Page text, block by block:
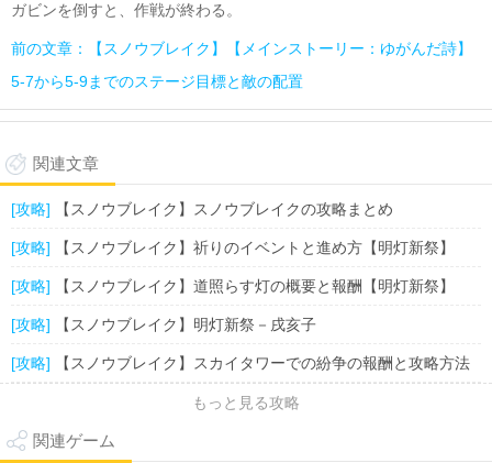
ガビンを倒すと、作戦が終わる。
前の文章：【スノウブレイク】【メインストーリー：ゆがんだ詩】
5-7から5-9までのステージ目標と敵の配置
関連文章
[攻略] 【スノウブレイク】スノウブレイクの攻略まとめ
[攻略] 【スノウブレイク】祈りのイベントと進め方【明灯新祭】
[攻略] 【スノウブレイク】道照らす灯の概要と報酬【明灯新祭】
[攻略] 【スノウブレイク】明灯新祭－戌亥子
[攻略] 【スノウブレイク】スカイタワーでの紛争の報酬と攻略方法
もっと見る攻略
関連ゲーム